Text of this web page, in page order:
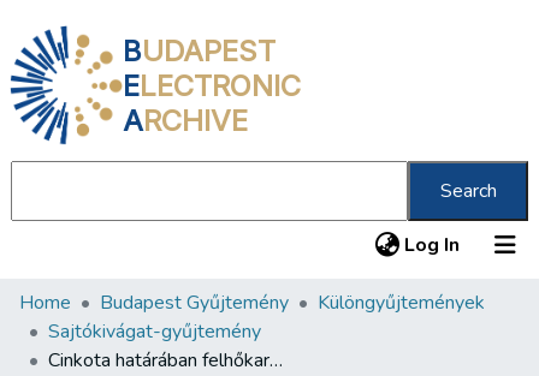
BUDAPEST
ELECTRONIC
ARCHIVE
Search
Log In (current)
Communities & Collections
All of DSpace
Home Budapest Gyűjtemény
Különgyűjtemények
Sajtókivágat-gyűjtemény
Cinkota határában felhőkarcolókból álló uj várost akar épiteni az OTI